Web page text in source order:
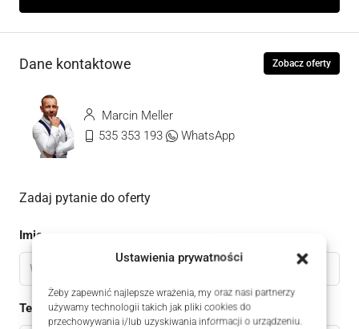
Ustawienia prywatności
Żeby zapewnić najlepsze wrażenia, my oraz nasi partnerzy
używamy technologii takich jak pliki cookies do
przechowywania i/lub uzyskiwania informacji o urządzeniu.
Dane kontaktowe Zobacz oferty
Marcin Meller
535 353 193
WhatsApp
Zadaj pytanie do oferty
Imię
Telefon